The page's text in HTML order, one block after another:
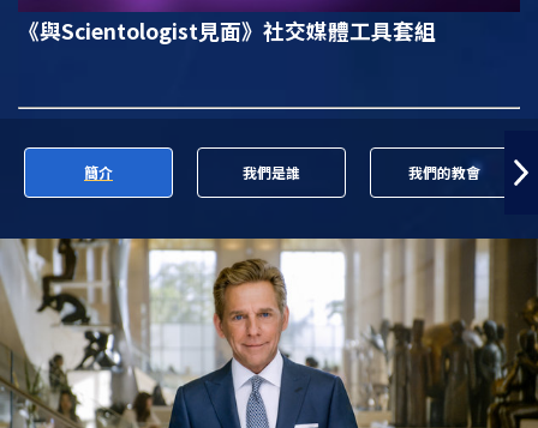
《與Scientologist見面》 社交媒體工具套組
簡介 我們是誰 我們的教會